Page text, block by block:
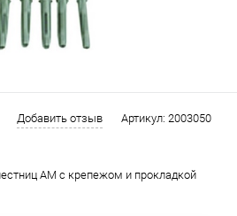
Добавить отзыв Артикул: 2003050
AM с крепежом и прокладкой